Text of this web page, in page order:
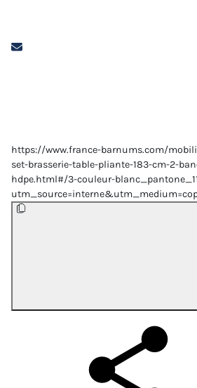
https://www.france-barnums.com/
set-brasserie-table-pliante-183-cm-2-
hdpe.html#/3-couleur-